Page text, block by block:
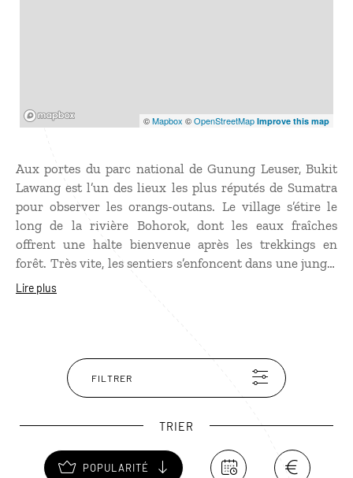
©Mapbox ©OpenStreetMap Improve this map
Aux portes du parc national de Gunung Leuser, Bukit
Lawang est l’un des lieux les plus réputés de Sumatra
pour observer les orangs-outans. Le village s’étire le
long de la rivière Bohorok, dont les eaux fraîches
offrent une halte bienvenue après les trekkings en
forêt. Très vite, les sentiers s’enfoncent dans une jungle
dense où résonnent cris d’oiseaux. Au détour d’une
Lire plus
FILTRER
TRIER
POPULARITÉ